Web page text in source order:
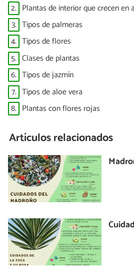
2. Plantas de interior que crecen en
3. Tipos de palmeras
4. Tipos de flores
5. Clases de plantas
6. Tipos de jazmín
7. Tipos de aloe vera
8. Plantas con flores rojas
Artículos relacionados